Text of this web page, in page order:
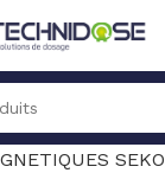
EAU DOSAGE
SEKO